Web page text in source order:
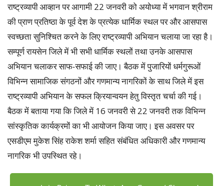
राष्ट्रव्यापी आव्हान पर आगामी 22 जनवरी को अयोध्या में भगवान श्रीराम
की प्राण प्रतिष्ठा के पूर्व देश के प्रत्येक धार्मिक स्थल पर और आसपास
स्वच्छता सुनिश्चित करने के लिए राष्ट्रव्यापी अभियान चलाया जा रहा है।
सम्पूर्ण रायसेन जिले में भी सभी धार्मिक स्थलों तथा उनके आसपास
अभियान चलाकर साफ-सफाई की जाए। बैठक में पुजारियों धर्मगुरूओं
विभिन्न सामाजिक संगठनों और गणमान्य नागरिकों के साथ जिले में इस
राष्ट्रव्यापी अभियान के सफल क्रियान्वयन हेतु विस्तृत चर्चा की गई।
बैठक में बताया गया कि जिले में 16 जनवरी से 22 जनवरी तक विभिन्न
सांस्कृतिक कार्यक्रमों का भी आयोजन किया जाए। इस अवसर पर
एसडीएम मुकेश सिंह राकेश शर्मा सहित संबंधित अधिकारी और गणमान्य
नागरिक भी उपस्थित रहे।